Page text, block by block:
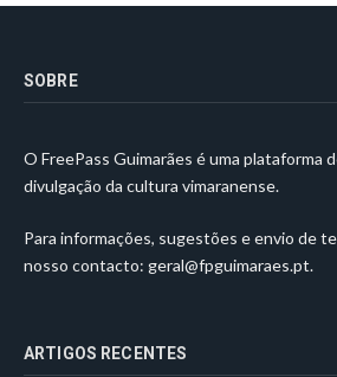
SOBRE
O FreePass Guimarães é uma plataforma
divulgação da cultura vimaranense.
Para informações, sugestões e envio de
nosso contacto: geral@fpguimaraes.pt.
ARTIGOS RECENTES